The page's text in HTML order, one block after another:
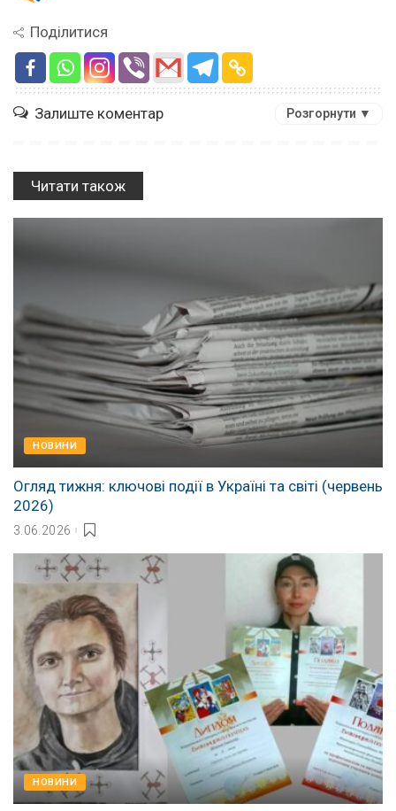
Поділитися
Залиште коментар Розгорнути ▼
Читати також
НОВИНИ
Огляд тижня: ключові події в Україні та світі (червень
2026)
3.06.2026
НОВИНИ